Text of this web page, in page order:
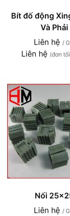
Bít đố động
Và Phải
Liên hệ /
Liên hệ (đơn
Nối
Liên hệ /